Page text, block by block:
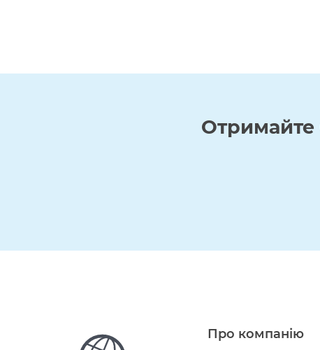
Отримайте
Про компанію